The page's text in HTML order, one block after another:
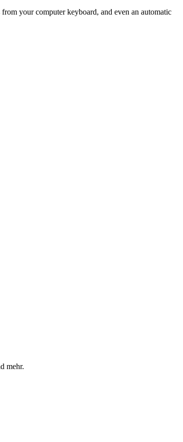
your computer keyboard, and even an automatic
mehr.